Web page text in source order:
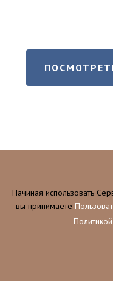
Начиная использовать
вы принимаете